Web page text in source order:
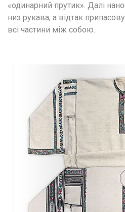
«одинарний прутик». Далі
низ рукава, а відтак
всі частини між собою.